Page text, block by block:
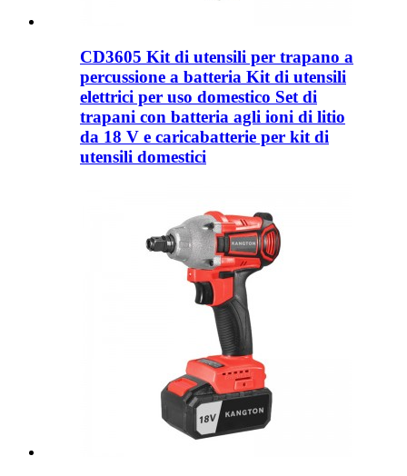
CD3605 Kit di utensili per trapano a
percussione a batteria Kit di utensili
elettrici per uso domestico Set di
trapani con batteria agli ioni di litio
da 18 V e caricabatterie per kit di
utensili domestici